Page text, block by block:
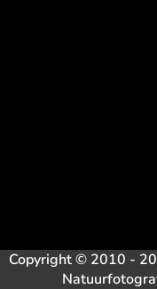
Copyright © 2010 -